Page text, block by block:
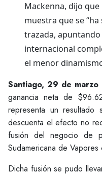
Mackenna, dijo
muestra que se
trazada,
internacional
el menor
Santiago, 29 de
ganancia neta de
representa un
descuenta el efecto no
fusión del negocio de
Sudamericana de
Dicha fusión se pudo